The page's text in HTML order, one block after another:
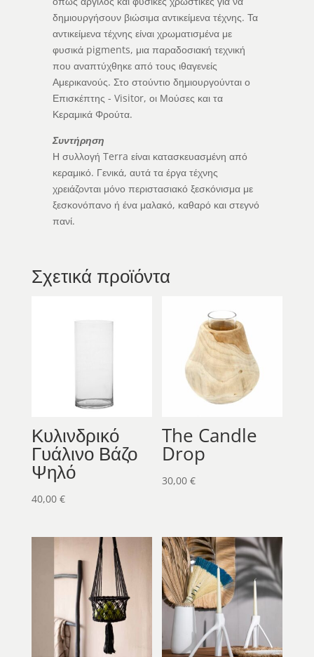
δημιουργήσουν βιώσιμα αντικείμενα τέχνης. Τα
αντικείμενα τέχνης είναι χρωματισμένα με
φυσικά pigments, μια παραδοσιακή τεχνική
που αναπτύχθηκε από τους ιθαγενείς
Αμερικανούς. Στο στούντιο δημιουργούνται ο
Επισκέπτης - Visitor, οι Μούσες και τα
Κεραμικά Φρούτα.
Συντήρηση
Η συλλογή Terra είναι κατασκευασμένη από
κεραμικό. Γενικά, αυτά τα έργα τέχνης
χρειάζονται μόνο περιστασιακό ξεσκόνισμα με
ξεσκονόπανο ή ένα μαλακό, καθαρό και στεγνό
πανί.
Σχετικά προϊόντα
Κυλινδρικό
Γυάλινο Βάζο
Ψηλό
40,00 €
The Candle
Drop
30,00€